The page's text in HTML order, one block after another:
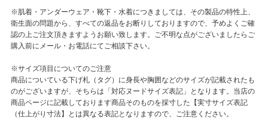
※肌着・アンダーウェア・靴下・水着につきましては、その製品の特性上、
衛生面の問題から、すべての返品をお断りしておりますので、予めよくご確
認の上ご注文頂きますようお願い致します。ご不明な点がございましたらご
購入前にメール・お電話にてご相談下さい。
※サイズ項目についてのご注意
商品についている下げ札（タグ）に身長や胸囲などのサイズが記載されたも
のがございますが、そちらは「対応ヌードサイズ表記」となります。当店の
商品ページに記載しております商品そのものを採寸した【実寸サイズ表記
（仕上がり寸法】とは異なる表記となりますので、ご注意ください。